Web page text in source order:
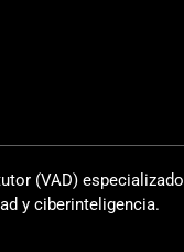
(VAD) especializado
y ciberinteligencia.